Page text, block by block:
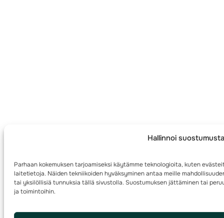
Hallinnoi suostumusta
Parhaan kokemuksen tarjoamiseksi käytämme teknologioita, kuten
laitetietoja. Näiden tekniikoiden hyväksyminen antaa meille
tai yksilöllisiä tunnuksia tällä sivustolla. Suostumuksen jättäminen tai
ja toimintoihin.